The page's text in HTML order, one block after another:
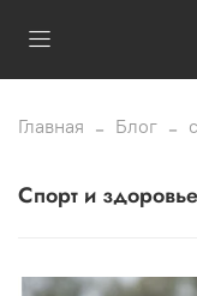
Главная Блог
спорт и здоровье